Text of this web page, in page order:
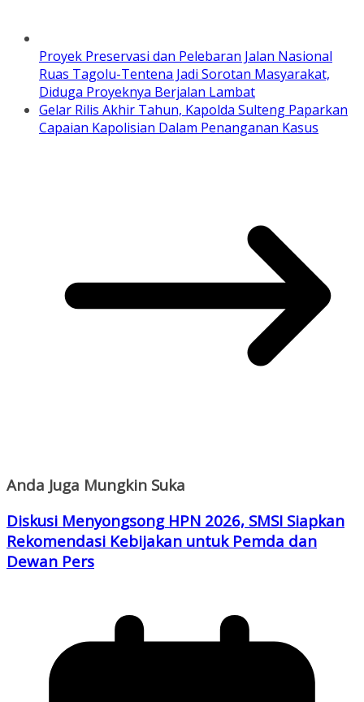
Proyek Preservasi dan Pelebaran Jalan Nasional
Ruas Tagolu-Tentena Jadi Sorotan Masyarakat,
Diduga Proyeknya Berjalan Lambat
Gelar Rilis Akhir Tahun, Kapolda Sulteng Paparkan
Capaian Kapolisian Dalam Penanganan Kasus
Anda Juga Mungkin Suka
Diskusi Menyongsong HPN 2026, SMSI Siapkan
Rekomendasi Kebijakan untuk Pemda dan
Dewan Pers‎